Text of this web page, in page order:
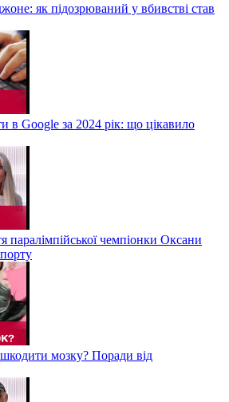
як підозрюваний у вбивстві став
в Google за 2024 рік: що цікавило
паралімпійської чемпіонки Оксани
мозку? Поради від